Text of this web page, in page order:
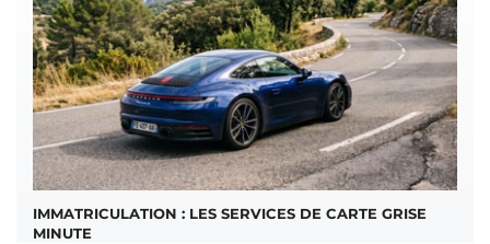
IMMATRICULATION : LES SERVICES DE CARTE GRISE
MINUTE